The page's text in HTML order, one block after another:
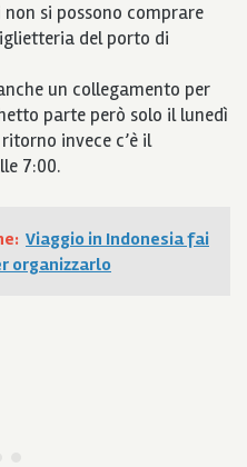
si possono comprare
del porto di
un collegamento per
parte però solo il lunedì
invece c’è il
7:00.
Viaggio in Indonesia fai
organizzarlo